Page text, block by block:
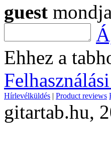
guest mondja
Ehhez a
Hírlevélküldés | Product reviews
gitartab.hu,